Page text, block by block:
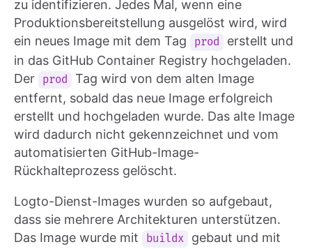
zu identifizieren. Jedes Mal, wenn eine
Produktionsbereitstellung ausgelöst wird, wird
ein neues Image mit dem Tag
prod
erstellt und
in das GitHub Container Registry hochgeladen.
Der
prod
Tag wird von dem alten Image
entfernt, sobald das neue Image erfolgreich
erstellt und hochgeladen wurde. Das alte Image
wird dadurch nicht gekennzeichnet und vom
automatisierten GitHub-Image-
Rückhalteprozess gelöscht.
Logto-Dienst-Images wurden so aufgebaut,
dass sie mehrere Architekturen unterstützen.
Das Image wurde mit
buildx
gebaut und mit